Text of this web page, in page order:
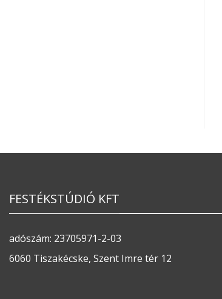
FESTÉKSTÚDIÓ KFT
adószám: 23705971-2-03
6060 Tiszakécske, Szent Imre tér 12